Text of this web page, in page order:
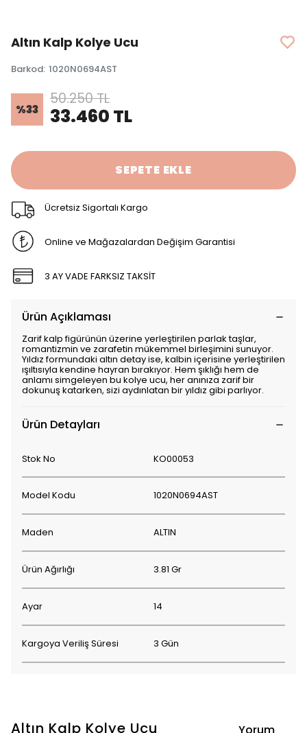
Altın Kalp Kolye Ucu
Barkod: 1020N0694AST
%33
50.250 TL
33.460 TL
SEPETE EKLE
Ücretsiz Sigortalı Kargo
Online ve Mağazalardan Değişim Garantisi
3 AY VADE FARKSIZ TAKSİT
Ürün Açıklaması
Zarif kalp figürünün üzerine yerleştirilen parlak taşlar,
romantizmin ve zarafetin mükemmel birleşimini sunuyor.
Yıldız formundaki altın detay ise, kalbin içerisine yerleştirilen
ışıltısıyla kendine hayran bırakıyor. Hem şıklığı hem de
anlamı simgeleyen bu kolye ucu, her anınıza zarif bir
dokunuş katarken, sizi aydınlatan bir yıldız gibi parlıyor.
Ürün Detayları
Stok No KO00053
Model Kodu 1020N0694AST
Maden ALTIN
Ürün Ağırlığı 3.81 Gr
Ayar 14
Kargoya Veriliş Süresi 3 Gün
Altın Kalp Kolye Ucu